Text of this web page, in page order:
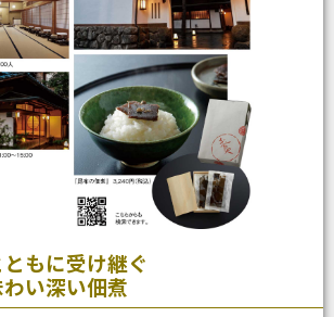
もに受け継ぐ
い深い佃煮